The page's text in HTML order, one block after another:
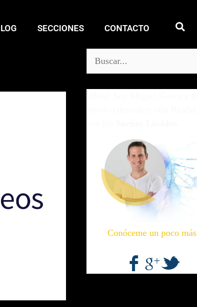
SECCIONES CONTACTO
Conóceme un poco más